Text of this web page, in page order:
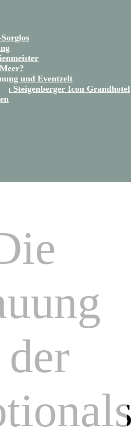
und Eventzelt
im Steigenberger Icon Grandhotel